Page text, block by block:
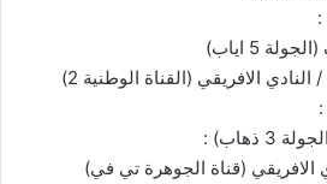
5 اياب)
ذهاب) :